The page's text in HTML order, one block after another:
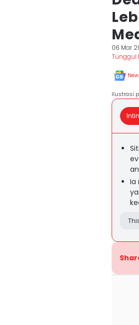
06 Mar
Tunggul
Ilustrasi
Ia